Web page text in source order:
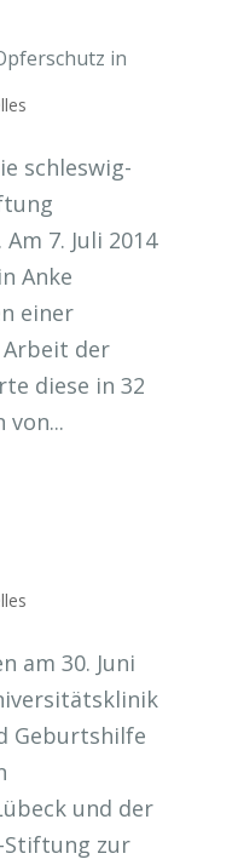
in
schleswig-
7. Juli 2014
Anke
einer
der
diese in 32
von...
am 30. Juni
Geburtshilfe
und der
Stiftung zur